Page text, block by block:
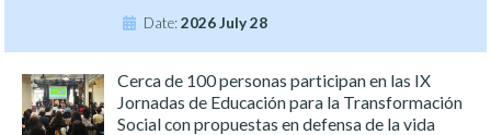
Date:2026 July 28
Cerca de 100 personas participan en las IX
Jornadas de Educación para la Transformación
Social con propuestas en defensa de la vida